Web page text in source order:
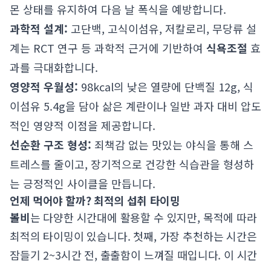
몬 상태를 유지하여 다음 날 폭식을 예방합니다.
과학적 설계: 고단백, 고식이섬유, 저칼로리, 무당류 설
계는 RCT 연구 등 과학적 근거에 기반하여 식욕조절 효
과를 극대화합니다.
영양적 우월성: 98kcal의 낮은 열량에 단백질 12g, 식
이섬유 5.4g을 담아 삶은 계란이나 일반 과자 대비 압도
적인 영양적 이점을 제공합니다.
선순환 구조 형성: 죄책감 없는 맛있는 야식을 통해 스
트레스를 줄이고, 장기적으로 건강한 식습관을 형성하
는 긍정적인 사이클을 만듭니다.
언제 먹어야 할까? 최적의 섭취 타이밍
볼비는 다양한 시간대에 활용할 수 있지만, 목적에 따라
최적의 타이밍이 있습니다. 첫째, 가장 추천하는 시간은
잠들기 2~3시간 전, 출출함이 느껴질 때입니다. 이 시간